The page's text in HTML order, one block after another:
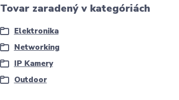
Tovar zaradený v kategóriách
Elektronika
Networking
IP Kamery
Outdoor